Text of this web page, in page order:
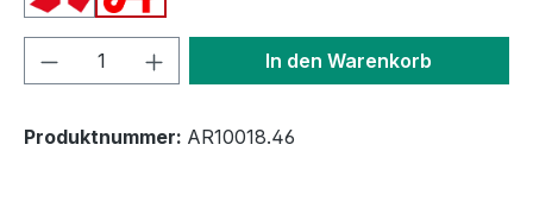
Produkt Anzahl: Gib denIn den Warenkorb
Produktnummer: AR10018.46